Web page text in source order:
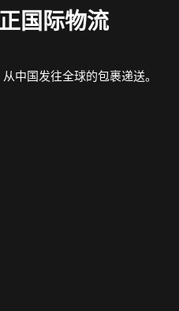
国际物流
中国发往全球的包裹递送。